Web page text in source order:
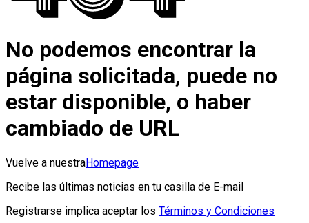
No podemos encontrar la
página solicitada, puede no
estar disponible, o haber
cambiado de URL
Vuelve a nuestraHomepage
Recibe las últimas noticias en tu casilla de E-mail
Registrarse implica aceptar los Términos y Condiciones